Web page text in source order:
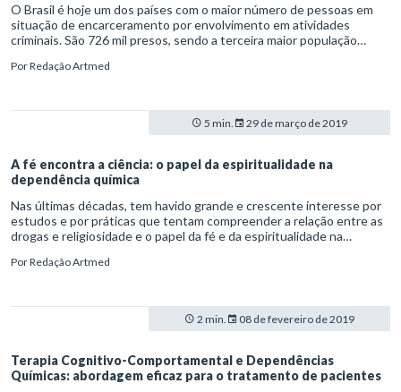
O Brasil é hoje um dos países com o maior número de pessoas em
situação de encarceramento por envolvimento em atividades
criminais. São 726 mil presos, sendo a terceira maior população
país, em média 288 presos/100.000 mil habitantes com uma
substâncias.
PorRedação Artmed
5 min. 29 de março de 2019
A fé encontra a ciência: o papel da espiritualidade na
dependência química
Nas últimas décadas, tem havido grande e crescente interesse por
estudos e por práticas que tentam compreender a relação entre as
drogas e religiosidade e o papel da fé e da espiritualidade na
nunca experimentaram essas substâncias e como integrá-los nas
com o uso de drogas e tentam interromper o consumo. Importantes
associações de psiquiatria, tais como a World Psychiartry
orientações de como os profissionais da saúde podem lidar com
esta dimensão da vida das pessoas que buscam ajuda para algum
PorRedação Artmed
2 min. 08 de fevereiro de 2019
Terapia Cognitivo-Comportamental e Dependências
Químicas: abordagem eficaz para o tratamento de pacientes